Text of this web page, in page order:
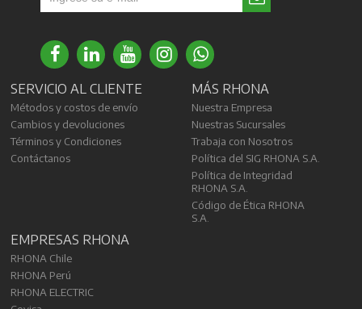
SERVICIO AL CLIENTE
Métodos y costos de envío
Cambios y devoluciones
Términos y Condiciones
Contáctanos
MÁS RHONA
Nuestra Empresa
Nuestras Sucursales
Trabaja con Nosotros
Política del SIG RHONA S.A.
Política de Integridad
RHONA S.A.
Código de Ética RHONA
S.A.
EMPRESAS RHONA
RHONA Chile
RHONA Perú
RHONA ELECTRIC